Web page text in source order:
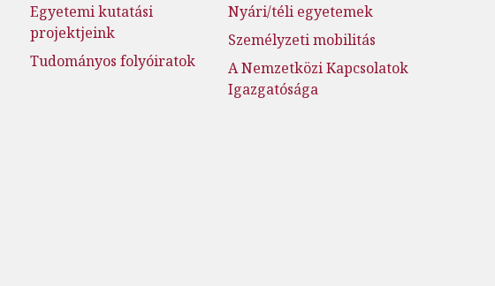
Egyetemi kutatási
projektjeink
Tudományos folyóiratok
Nyári/téli egyetemek
Személyzeti mobilitás
A Nemzetközi Kapcsolatok
Igazgatósága